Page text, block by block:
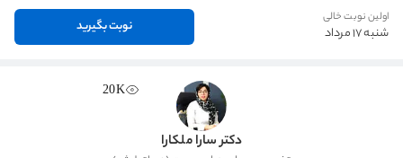
اولین نوبت خالی
شنبه 17 مرداد نوبت بگیرید
20K
دکتر سارا ملکارا